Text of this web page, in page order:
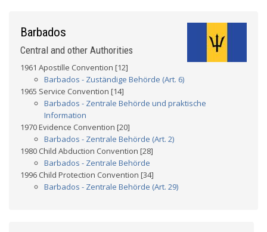
Barbados
Central and other Authorities
1961 Apostille Convention [12]
Barbados - Zuständige Behörde (Art. 6)
1965 Service Convention [14]
Barbados - Zentrale Behörde und praktische
Information
1970 Evidence Convention [20]
Barbados - Zentrale Behörde (Art. 2)
1980 Child Abduction Convention [28]
Barbados - Zentrale Behörde
1996 Child Protection Convention [34]
Barbados - Zentrale Behörde (Art. 29)